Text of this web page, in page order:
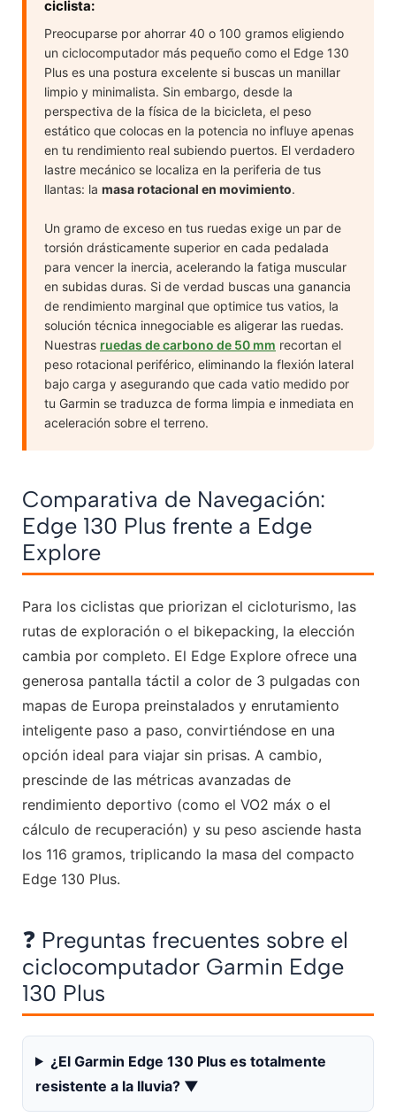
ciclista:
Preocuparse por ahorrar 40 o 100 gramos eligiendo
un ciclocomputador más pequeño como el Edge 130
Plus es una postura excelente si buscas un manillar
limpio y minimalista. Sin embargo, desde la
perspectiva de la física de la bicicleta, el peso
estático que colocas en la potencia no influye apenas
en tu rendimiento real subiendo puertos. El verdadero
lastre mecánico se localiza en la periferia de tus
llantas: la masa rotacional en movimiento.
Un gramo de exceso en tus ruedas exige un par de
torsión drásticamente superior en cada pedalada
para vencer la inercia, acelerando la fatiga muscular
en subidas duras. Si de verdad buscas una ganancia
de rendimiento marginal que optimice tus vatios, la
solución técnica innegociable es aligerar las ruedas.
Nuestras ruedas de carbono de 50 mm recortan el
peso rotacional periférico, eliminando la flexión lateral
bajo carga y asegurando que cada vatio medido por
tu Garmin se traduzca de forma limpia e inmediata en
aceleración sobre el terreno.
Comparativa de Navegación:
Edge 130 Plus frente a Edge
Explore
Para los ciclistas que priorizan el cicloturismo, las
rutas de exploración o el bikepacking, la elección
cambia por completo. El Edge Explore ofrece una
generosa pantalla táctil a color de 3 pulgadas con
mapas de Europa preinstalados y enrutamiento
inteligente paso a paso, convirtiéndose en una
opción ideal para viajar sin prisas. A cambio,
prescinde de las métricas avanzadas de
rendimiento deportivo (como el VO2 máx o el
cálculo de recuperación) y su peso asciende hasta
los 116 gramos, triplicando la masa del compacto
Edge 130 Plus.
❓ Preguntas frecuentes sobre el
ciclocomputador Garmin Edge
130 Plus
¿El Garmin Edge 130 Plus es totalmente
resistente a la lluvia? ▼